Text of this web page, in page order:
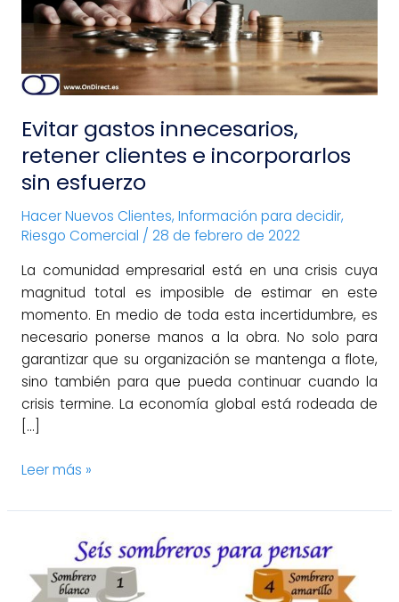
Evitar gastos innecesarios,
retener clientes e incorporarlos
sin esfuerzo
Hacer Nuevos Clientes, Información para decidir,
Riesgo Comercial / 28 de febrero de 2022
La comunidad empresarial está en una crisis cuya
magnitud total es imposible de estimar en este
momento. En medio de toda esta incertidumbre, es
necesario ponerse manos a la obra. No solo para
garantizar que su organización se mantenga a flote,
sino también para que pueda continuar cuando la
crisis termine. La economía global está rodeada de
[…]
e
incorporarlos
sin
esfuerzo
Leer más »
toma
de